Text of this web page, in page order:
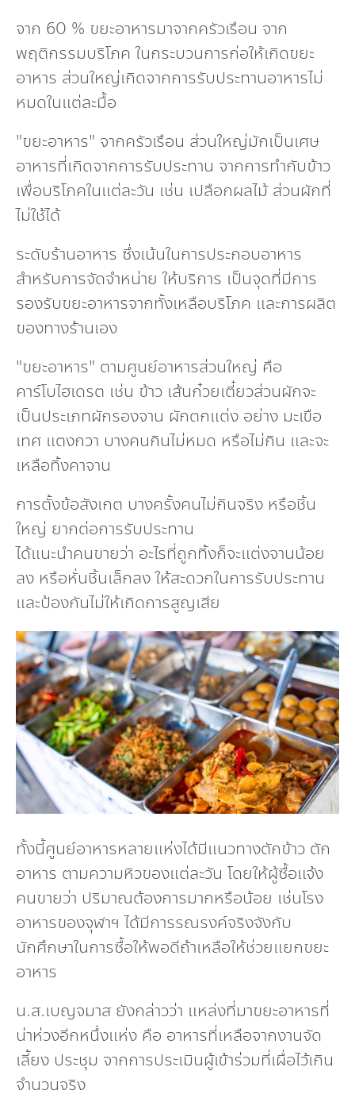
จาก 60 % ขยะอาหารมาจากครัวเรือน จาก
พฤติกรรมบริโภค ในกระบวนการก่อให้เกิดขยะ
อาหาร ส่วนใหญ่เกิดจากการรับประทานอาหารไม่
หมดในแต่ละมื้อ
"ขยะอาหาร" จากครัวเรือน ส่วนใหญ่มักเป็นเศษ
อาหารที่เกิดจากการรับประทาน จากการทำกับข้าว
เพื่อบริโภคในแต่ละวัน เช่น เปลือกผลไม้ ส่วนผักที่
ไม่ใช้ได้
ระดับร้านอาหาร ซึ่งเน้นในการประกอบอาหาร
สำหรับการจัดจำหน่าย ให้บริการ เป็นจุดที่มีการ
รองรับขยะอาหารจากทั้งเหลือบริโภค และการผลิต
ของทางร้านเอง
"ขยะอาหาร" ตามศูนย์อาหารส่วนใหญ่ คือ
คาร์โบไฮเดรต เช่น ข้าว เส้นก๋วยเตี๋ยวส่วนผักจะ
เป็นประเภทผักรองจาน ผักตกแต่ง อย่าง มะเขือ
เทศ แตงกวา บางคนกินไม่หมด หรือไม่กิน และจะ
เหลือทิ้งคาจาน
การตั้งข้อสังเกต บางครั้งคนไม่กินจริง หรือชิ้น
ใหญ่ ยากต่อการรับประทาน
ได้แนะนำคนขายว่า อะไรที่ถูกทิ้งก็จะแต่งจานน้อย
ลง หรือหั่นชิ้นเล็กลง ให้สะดวกในการรับประทาน
และป้องกันไม่ให้เกิดการสูญเสีย
ทั้งนี้ศูนย์อาหารหลายแห่งได้มีแนวทางตักข้าว ตัก
อาหาร ตามความหิวของแต่ละวัน โดยให้ผู้ซื้อแจ้ง
คนขายว่า ปริมาณต้องการมากหรือน้อย เช่นโรง
อาหารของจุฬาฯ ได้มีการรณรงค์จริงจังกับ
นักศึกษาในการซื้อให้พอดีถ้าเหลือให้ช่วยแยกขยะ
อาหาร
น.ส.เบญจมาส ยังกล่าวว่า แหล่งที่มาขยะอาหารที่
น่าห่วงอีกหนึ่งแห่ง คือ อาหารที่เหลือจากงานจัด
เลี้ยง ประชุม จากการประเมินผู้เข้าร่วมที่เผื่อไว้เกิน
จำนวนจริง